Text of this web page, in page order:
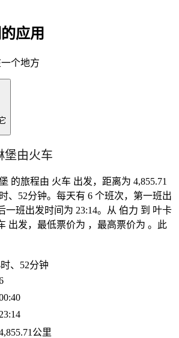
应用
个地方
堡由火车
的旅程由 火车 出发，距离为 4,855.71
、52分钟。每天有 6 个班次，第一班出
一班出发时间为 23:14。从 伯力 到 叶卡
出发，最低票价为 ，最高票价为 。此
、52分钟
23:14
公里